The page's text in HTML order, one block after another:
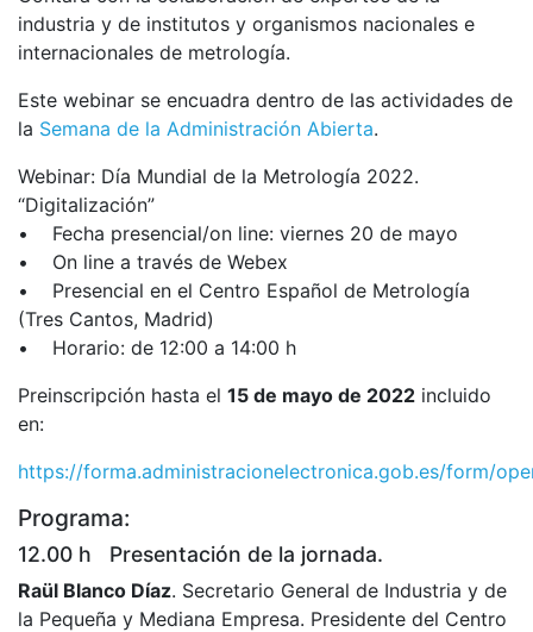
industria y de institutos y organismos nacionales e
internacionales de metrología.
Este webinar se encuadra dentro de las actividades de
la Semana de la Administración Abierta.
Webinar: Día Mundial de la Metrología 2022.
“Digitalización”
• Fecha presencial/on line: viernes 20 de mayo
• On line a través de Webex
• Presencial en el Centro Español de Metrología
(Tres Cantos, Madrid)
• Horario: de 12:00 a 14:00 h
Preinscripción hasta el 15 de mayo de 2022 incluido
en:
https://forma.administracionelectronica.gob.es/form/
Programa:
12.00 h Presentación de la jornada.
Raül Blanco Díaz. Secretario General de Industria y de
la Pequeña y Mediana Empresa. Presidente del Centro